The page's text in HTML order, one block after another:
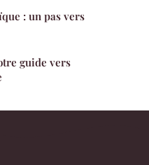
: un pas vers
guide vers